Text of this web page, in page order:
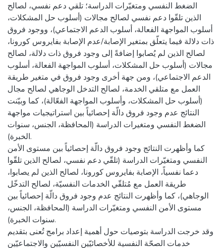
الضغط النفسي ومتغيّرات الدراسة؛ تلقي دعم نفسي، لصالح
الذين تلقّوا دعم نفسي لصالح مجالات (أسلوب حل المشكلات،
أسلوب المواجهة الفعالة، أسلوب الدعم الاجتماعي)، ووجود فروق
ذات دلالة فيما يتعلّق بمتغير الإصابة/عدم الإصابة بفايروس كورونا،
لصالح الذين لم يُصابوا إضافةً إلى وجود فروق ذات دلالة، لصالح
مجالات (أسلوب حل المشكلات، أسلوب المواجهة الفعالة، أسلوب
الدعم الاجتماعي)، ومن جهة أخرى وجود فروق في متغير طريقة
العمل مع متلقي الخدمة، لصالح التدخل الوجاهي لصالح مجال
(أسلوب حل المشكلات، وأسلوب المواجهة الفعّالة)، كما وبيّنت
النتائج عدم وجود فروق دالّة إحصائياً بين استراتيجيات مواجهة
الضغط النفسي ومتغيرات الدراسة (المحافظة، الجنس، سنوات
الخبرة).
كما وأظهرت النتائج وجود فروق دالّة إحصائياً بين مستوى الأمن
النفسي ومتغيّرات الدراسة (تلقّي دعم نفسي، لصالح الذين تلقّوا
دعما نفسياً، الإصابة بفايروس كورونا، لصالح الذين لم يصابوا،
طريقة العمل مع مُتلقّي الخدمات النفسيّة، لصالح التدخّل
الوجاهي)، كما وأظهرت النتائج عدم وجود فروق دالّة إحصائياً بين
مستوى الأمن النفسي ومتغيّرات الدراسة (المحافظة، الجنس،
سنوات الخبرة).
وقد خرجت الدراسة بتوصيات حول أهمية إعداد برامج تُعنى بتقديم
خدمات الصحّة النفسية للأخصائيّين النفسيّين والاجتماعيّين